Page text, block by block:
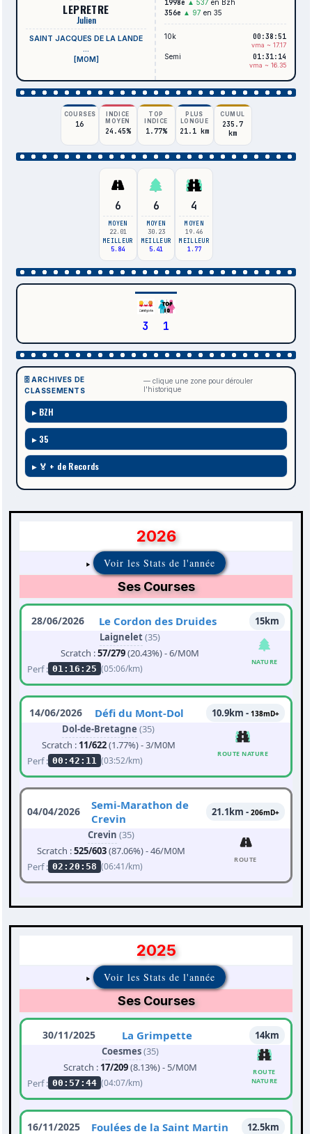
LEPRETRE
Julien
SAINT JACQUES DE LA LANDE
...
[M0M]
1998e ▲ 537 en Bzh
356e ▲ 97 en 35
10k 00:38:51
vma ~ 17.17
Semi 01:31:14
vma ~ 16.35
COURSES
16
INDICE
MOYEN
24.45%
TOP
INDICE
1.77%
PLUS
LONGUE
21.1 km
CUMUL
235.7
km
6
MOYEN
22.01
MEILLEUR
5.84
6
MOYEN
30.23
MEILLEUR
5.41
4
MOYEN
19.46
MEILLEUR
1.77
3 1
🗄️ ARCHIVES DE
CLASSEMENTS
— clique une zone pour dérouler
l'historique
BZH
35
🏅 + de Records
2026
Voir les Stats de l'année
Ses Courses
28/06/2026 Le Cordon des Druides
15km
Laignelet(35)
Scratch :57/279(20.43%) - 6/M0M
Perf : 01:16:25 (05:06/km)
NATURE
14/06/2026 Défi du Mont-Dol 10.9km - 138mD+
Dol-de-Bretagne (35)
Scratch : 11/622(1.77%) - 3/M0M
Perf : 00:42:11 (03:52/km)
ROUTE NATURE
04/04/2026
Semi-Marathon de
Crevin
21.1km - 206mD+
Crevin (35)
Scratch :525/603(87.06%) - 46/M0M
Perf : 02:20:58 (06:41/km)
ROUTE
2025
Voir les Stats de l'année
Ses Courses
30/11/2025 La Grimpette
14km
Coesmes(35)
Scratch : 17/209(8.13%) - 5/M0M
Perf : 00:57:44 (04:07/km)
ROUTE
NATURE
16/11/2025 Foulées de la Saint Martin 12.5km